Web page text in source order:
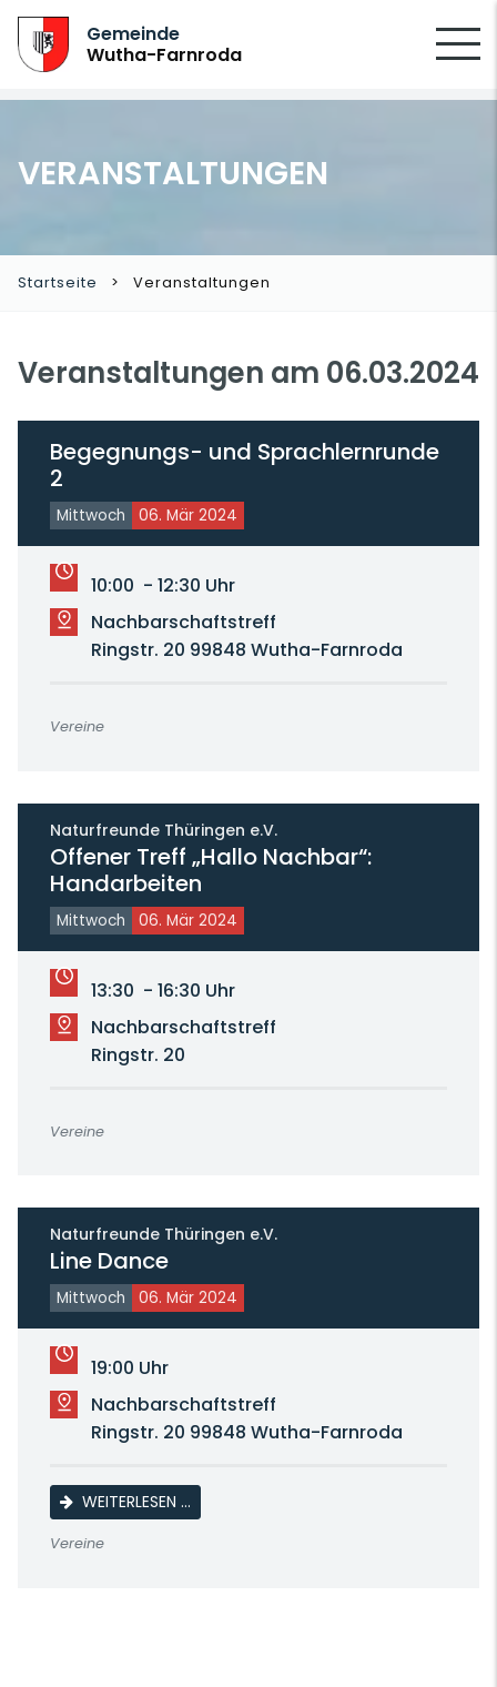
Gemeinde
Wutha-Farnroda
VERANSTALTUNGEN
Startseite Veranstaltungen
Veranstaltungen am 06.03.2024
Begegnungs- und Sprachlernrunde
2
Mittwoch 06. Mär 2024
10:00 - 12:30 Uhr
Nachbarschaftstreff
Ringstr. 20 99848 Wutha-Farnroda
Vereine
Naturfreunde Thüringen e.V.
Offener Treff „Hallo Nachbar“:
Handarbeiten
Mittwoch 06. Mär 2024
13:30 - 16:30 Uhr
Nachbarschaftstreff
Ringstr. 20
Vereine
Naturfreunde Thüringen e.V.
Line Dance
Mittwoch 06. Mär 2024
19:00 Uhr
Nachbarschaftstreff
Ringstr. 20 99848 Wutha-Farnroda
WEITERLESEN …LINE DANCE
Vereine